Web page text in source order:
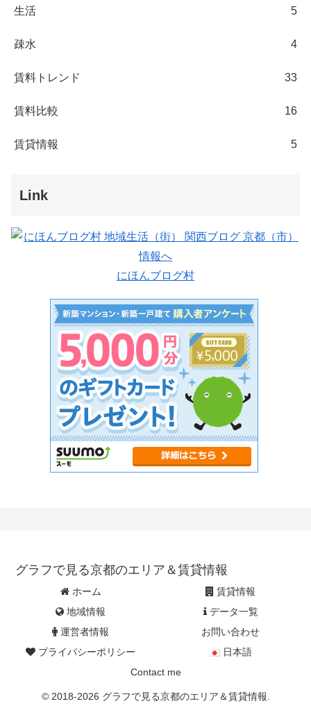
生活 5
疎水 4
賃料トレンド 33
賃料比較 16
賃貸情報 5
Link
にほんブログ村
グラフで見る京都のエリア＆賃貸情報
ホーム
賃貸情報
地域情報
データ一覧
運営者情報
お問い合わせ
プライバシーポリシー
日本語
Contact me
© 2018-2026 グラフで見る京都のエリア＆賃貸情報.